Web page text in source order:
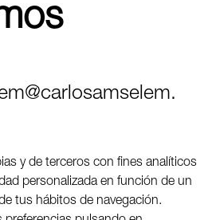
y de terceros con fines analíticos
personalizada en función de un
tus hábitos de navegación.